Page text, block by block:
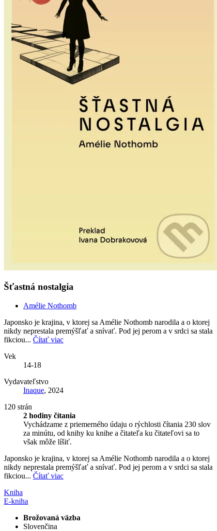
Šťastná nostalgia
Amélie Nothomb
Japonsko je krajina, v ktorej sa Amélie Nothomb narodila a o ktorej
nikdy neprestala premýšľať a snívať. Pod jej perom a v srdci sa stala
fikciou... Čítať viac
Vek
14-18
Vydavateľstvo
Inaque, 2024
120 strán
2 hodiny čítania
Vychádzame z priemerného údaju o rýchlosti čítania 230 slov
za minútu, od knihy ku knihe a čitateľa ku čitateľovi sa to
však môže líšiť.
Japonsko je krajina, v ktorej sa Amélie Nothomb narodila a o ktorej
nikdy neprestala premýšľať a snívať. Pod jej perom a v srdci sa stala
fikciou... Čítať viac
Kniha
E-kniha
Brožovaná väzba
Slovenčina